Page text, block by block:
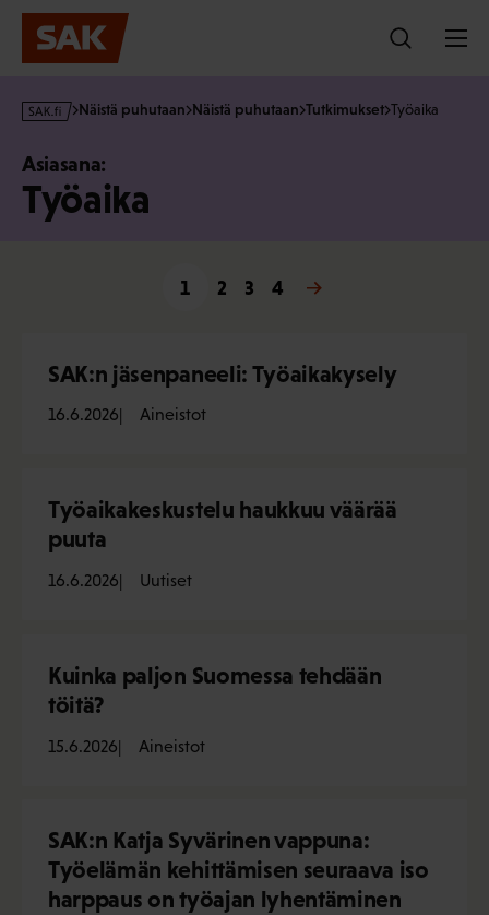
Hyppää
sisältöön
s
k
·
Näistä puhutaan Näistä puhutaan Tutkimukset Työaika
Asiasana:
Työaika
1 2 3 4
Seuraava »
SAK:n jäsenpaneeli: Työaikakysely
16.6.2026 Aineistot
Työaikakeskustelu haukkuu väärää
puuta
16.6.2026 Uutiset
Kuinka paljon Suomessa tehdään
töitä?
15.6.2026 Aineistot
SAK:n Katja Syvärinen vappuna:
Työelämän kehittämisen seuraava iso
harppaus on työajan lyhentäminen